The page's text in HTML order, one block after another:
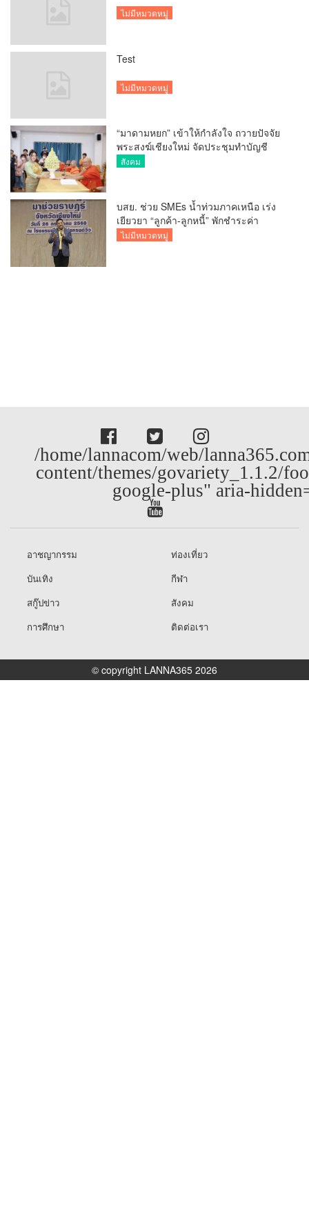
ไม่มีหมวดหมู่
Test
ไม่มีหมวดหมู่
“มาดามหยก” เข้าให้กำลังใจ ถวายปัจจัย
พระสงฆ์เชียงใหม่ จัดประชุมทำบัญชี
รายรับรายจ่ายของวัด กว่า 300 รูป ที่วัด
สังคม
บสย. ช่วย SMEs น้ำท่วมภาคเหนือ เร่ง
เยียวยา “ลูกค้า-ลูกหนี้” พักชำระค่า
ธรรมเนียม-ค่างวด
ไม่มีหมวดหมู่
/home/lannacom/web/
content/themes/govariety_1.1.2/
google-plus" aria-
อาชญากรรม
ท่องเที่ยว
บันเทิง
กีฬา
สกู๊ปข่าว
สังคม
การศึกษา
ติดต่อเรา
© copyright LANNA365 2026